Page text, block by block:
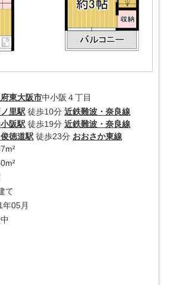
東大阪市中小阪４丁目
里駅 徒歩10分 近鉄難波・奈良線
阪駅 徒歩19分 近鉄難波・奈良線
俊徳道駅 徒歩23分 おおさか東線
て
年05月